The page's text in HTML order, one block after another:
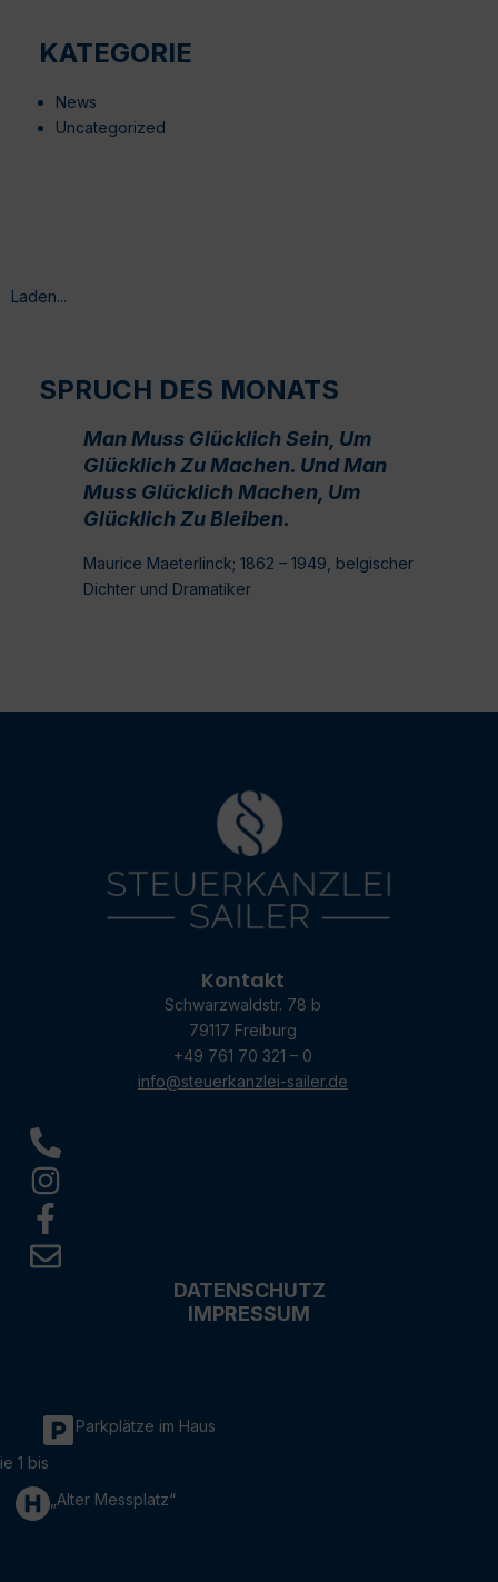
KATEGORIE
News
Uncategorized
Laden...
SPRUCH DES MONATS
Man Muss Glücklich Sein, Um
Glücklich Zu Machen. Und Man
Muss Glücklich Machen, Um
Glücklich Zu Bleiben.
Maurice Maeterlinck; 1862 – 1949, belgischer
Dichter und Dramatiker
Kontakt
Schwarzwaldstr. 78 b
79117 Freiburg
+49 761 70 321 – 0
info@steuerkanzlei-sailer.de
DATENSCHUTZ
IMPRESSUM
Parkplätze im Haus
1 bis
„Alter Messplatz“